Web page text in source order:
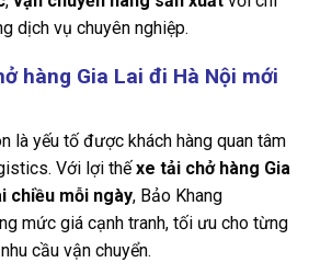
dịch vụ chuyên nghiệp.
hàng Gia Lai đi Hà Nội mới
là yếu tố được khách hàng quan tâm
Với lợi thếxe tải chở hàng Gia
chiều mỗi ngày, Bảo Khang
mức giá cạnh tranh, tối ưu cho từng
cầu vận chuyển.